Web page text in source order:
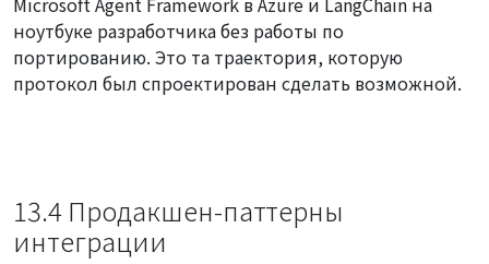
ноутбуке разработчика без работы по
портированию. Это та траектория, которую
протокол был спроектирован сделать возможной.
13.4 Продакшен-паттерны
интеграции